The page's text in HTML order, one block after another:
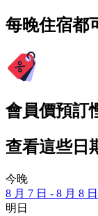
每晚住宿都
會員價預訂
查看這些日
今晚
8 月 7 日 - 8 月 8 日
明日